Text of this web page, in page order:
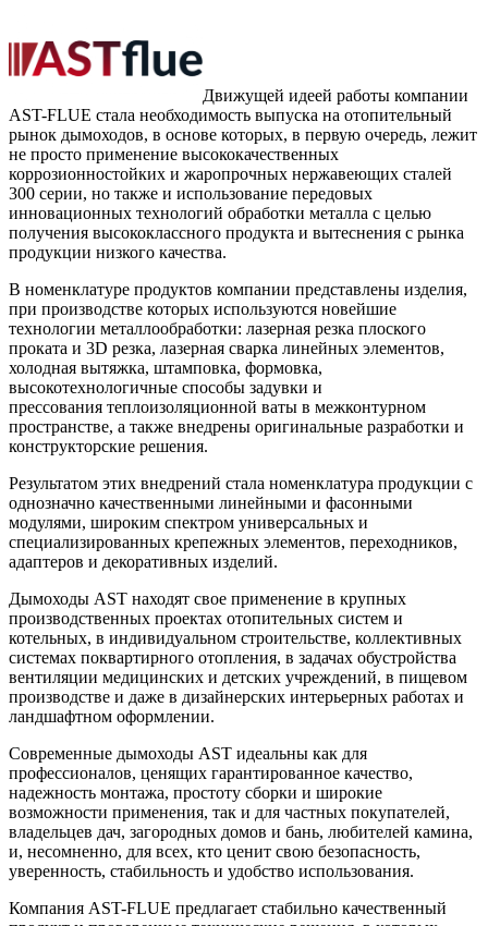
Движущей идеей работы компании
AST-FLUE стала необходимость выпуска на отопительный
рынок дымоходов, в основе которых, в первую очередь, лежит
не просто применение высококачественных
коррозионностойких и жаропрочных нержавеющих сталей
300 серии, но также и использование передовых
инновационных технологий обработки металла с целью
получения высококлассного продукта и вытеснения с рынка
продукции низкого качества.
В номенклатуре продуктов компании представлены изделия,
при производстве которых используются новейшие
технологии металлообработки: лазерная резка плоского
проката и 3D резка, лазерная сварка линейных элементов,
холодная вытяжка, штамповка, формовка,
высокотехнологичные способы задувки и
прессования теплоизоляционной ваты в межконтурном
пространстве, а также внедрены оригинальные разработки и
конструкторские решения.
Результатом этих внедрений стала номенклатура продукции с
однозначно качественными линейными и фасонными
модулями, широким спектром универсальных и
специализированных крепежных элементов, переходников,
адаптеров и декоративных изделий.
Дымоходы AST находят свое применение в крупных
производственных проектах отопительных систем и
котельных, в индивидуальном строительстве, коллективных
системах поквартирного отопления, в задачах обустройства
вентиляции медицинских и детских учреждений, в пищевом
производстве и даже в дизайнерских интерьерных работах и
ландшафтном оформлении.
Современные дымоходы AST идеальны как для
профессионалов, ценящих гарантированное качество,
надежность монтажа, простоту сборки и широкие
возможности применения, так и для частных покупателей,
владельцев дач, загородных домов и бань, любителей камина,
и, несомненно, для всех, кто ценит свою безопасность,
уверенность, стабильность и удобство использования.
Компания AST-FLUE предлагает стабильно качественный